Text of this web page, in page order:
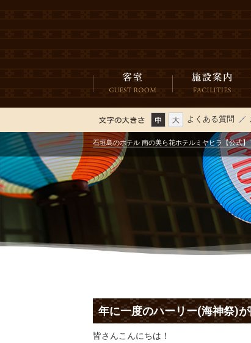
よくある質問
石垣島のホテル 南の美ら花ホテルミヤヒラ【公式】
年に一度のハーリー(海神祭)
皆さんこんにちは！